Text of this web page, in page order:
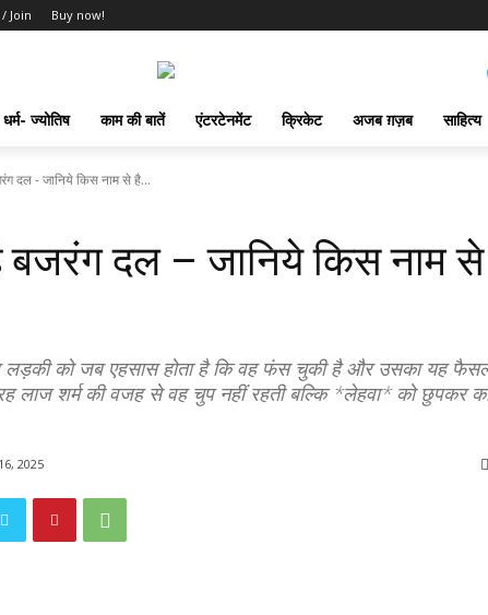
Join Buy now!
धर्म- ज्योतिष काम की बातें एंटरटेनमेंट क्रिकेट अजब ग़ज़ब साहित्य
दल - जानिये किस नाम से है...
बजरंग दल – जानिये किस नाम
लड़की को जब एहसास होता है कि वह फंस चुकी है और उसका यह
लाज शर्म की वजह से वह चुप नहीं रहती बल्कि *लेहवा* को छुपकर
2025